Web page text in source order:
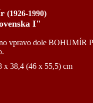
(1926-1990)
I"
vpravo dole BOHUMÍR
x 38,4 (46 x 55,5) cm